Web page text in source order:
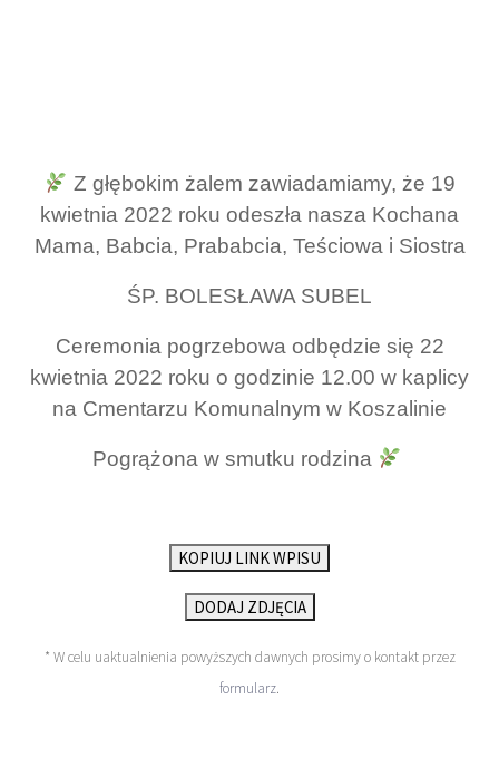
Z głębokim żalem zawiadamiamy, że 19
kwietnia 2022 roku odeszła nasza Kochana
Mama, Babcia, Prababcia, Teściowa i Siostra
ŚP. BOLESŁAWA SUBEL
Ceremonia pogrzebowa odbędzie się 22
kwietnia 2022 roku o godzinie 12.00 w kaplicy
na Cmentarzu Komunalnym w Koszalinie
Pogrążona w smutku rodzina
KOPIUJ LINK WPISU
DODAJ ZDJĘCIA
* W celu uaktualnienia powyższych dawnych prosimy o kontakt przez
formularz.